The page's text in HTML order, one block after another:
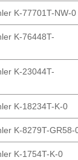
K-77701T-NW-0
K-76448T-
K-23044T-
K-18234T-K-0
K-8279T-GR58-
K-1754T-K-0